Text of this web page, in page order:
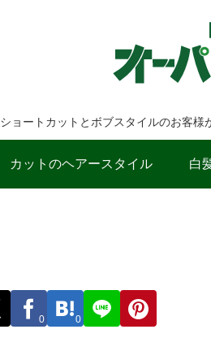
ショートカットとボブスタイルのお客
カットのヘアースタイル 白
0 0